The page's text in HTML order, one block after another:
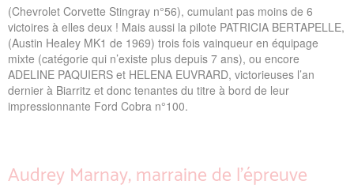
(Chevrolet Corvette Stingray n°56), cumulant pas moins de 6
victoires à elles deux ! Mais aussi la pilote PATRICIA BERTAPELLE,
(Austin Healey MK1 de 1969) trois fois vainqueur en équipage
mixte (catégorie qui n’existe plus depuis 7 ans), ou encore
ADELINE PAQUIERS et HELENA EUVRARD, victorieuses l’an
dernier à Biarritz et donc tenantes du titre à bord de leur
impressionnante Ford Cobra n°100.
Audrey Marnay, marraine de l’épreuve